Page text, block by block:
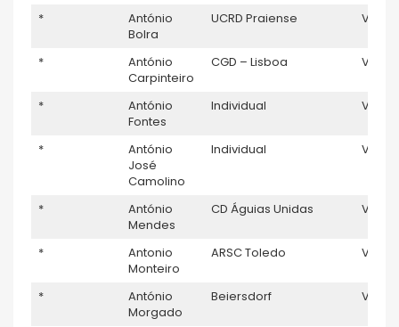
*
António
Bolra
UCRD Praiense V5
*
António
Carpinteiro
CGD – Lisboa V5
*
António
Fontes
Individual V5
*
António
José
Camolino
Individual V5
*
António
Mendes
CD Águias Unidas V5
*
Antonio
Monteiro
ARSC Toledo V5
*
António
Morgado
Beiersdorf V5